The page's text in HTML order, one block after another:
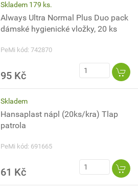
Skladem 179 ks.
Always Ultra Normal Plus Duo pack
dámské hygienické vložky, 20 ks
PeMi kód: 742870
95 Kč
Skladem
Hansaplast nápl (20ks/kra) Tlap
patrola
PeMi kód: 691665
61 Kč